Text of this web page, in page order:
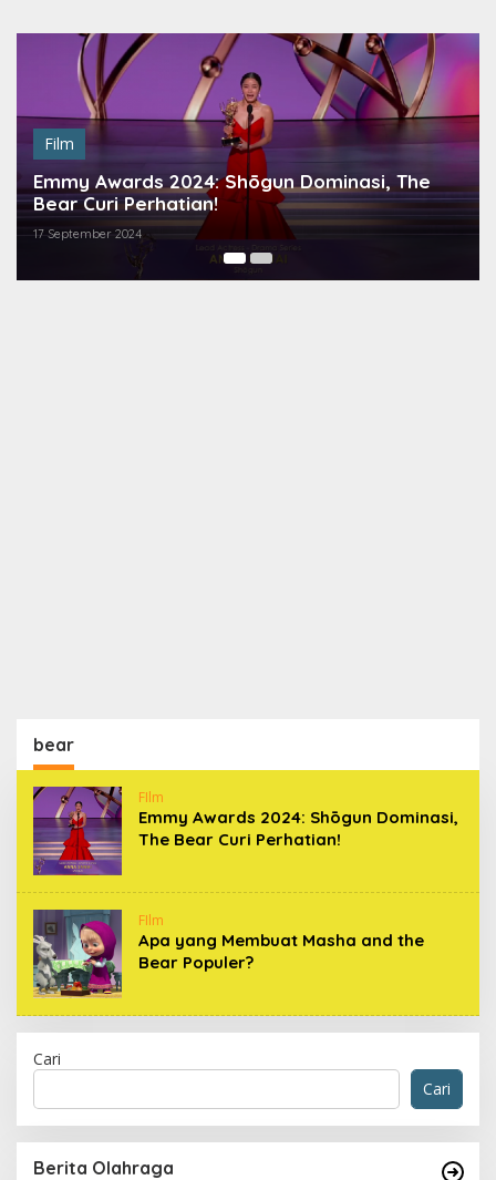
Film
Emmy Awards 2024: Shōgun Dominasi, The
Bear Curi Perhatian!
17 September 2024
bear
FIlm
Emmy Awards 2024: Shōgun Dominasi,
The Bear Curi Perhatian!
FIlm
Apa yang Membuat Masha and the
Bear Populer?
Cari
Cari
Berita Olahraga